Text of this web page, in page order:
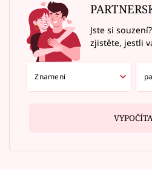
Jste si
zjistěte, jestli